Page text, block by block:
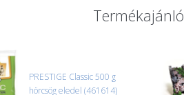
Termékajánló
PRESTIGE Classic 500 g
hörcsög eledel (461614)